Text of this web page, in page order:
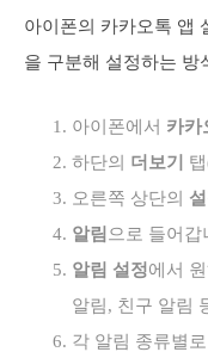
아이폰의 카카오톡 앱
을 구분해 설정하는 방
아이폰에서 카카
하단의 더보기
오른쪽 상단의
알림 으로 들어갑
알림 설정에서
알림, 친구 알림
각 알림 종류별로